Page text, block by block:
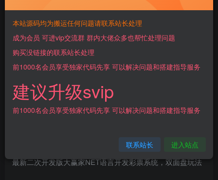
￥10
会员免费 超级会员免费
[源代码共享网]完整运营版本大赢家盘口NET语言开发彩票系
统
最新二次开发版大赢家NET语言开发彩票系统，双面盘玩法
本站源码均为搬运任何问题请联系站长处理
成为会员 可进vip交流群 群内大佬众多也帮忙处理问题
购买没链接的联系站长处理
前1000名会员享受独家代码先享 可以解决问题和搭建指导服务
建议升级svip
前1000名会员享受独家代码先享 可以解决问题和搭建指导服务
联系站长 进入站点